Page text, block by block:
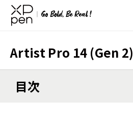
Artist Pro 14 (Gen 2)
目次